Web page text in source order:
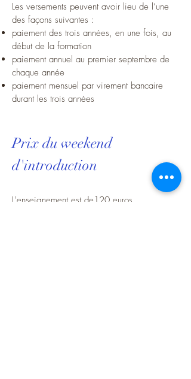
Les versements peuvent avoir lieu de l’une
des façons suivantes :
paiement des trois années, en une fois, au
début de la formation
paiement annuel au premier septembre de
chaque année
paiement mensuel par virement bancaire
durant les trois années
Prix du weekend
d'introduction
L'enseignement est de120 euros